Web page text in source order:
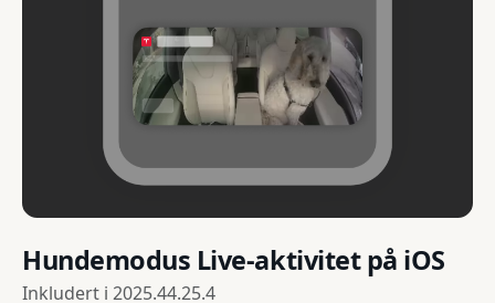
Hundemodus Live-aktivitet på iOS
Inkludert i 2025.44.25.4